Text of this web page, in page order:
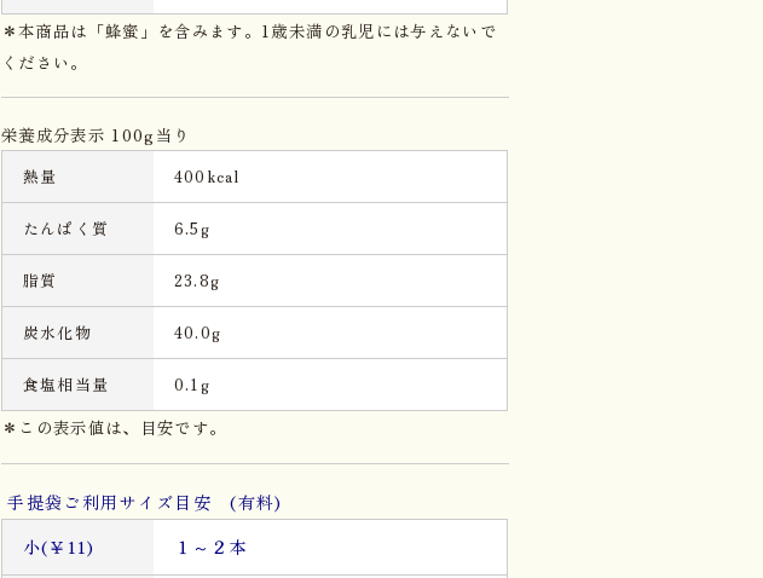
＊本商品は「蜂蜜」を含みます。1歳未満の乳児には与えないで
ください。
栄養成分表示 100g当り
熱量 400kcal
たんぱく質 6.5g
脂質 23.8g
炭水化物 40.0g
食塩相当量 0.1g
＊この表示値は、目安です。
手提袋ご利用サイズ目安 (有料)
小(￥11)
１～２本